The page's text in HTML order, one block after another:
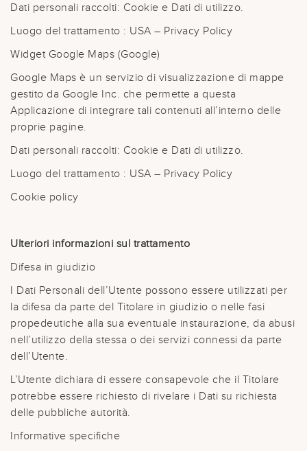
Dati personali raccolti: Cookie e Dati di utilizzo.
Luogo del trattamento : USA – Privacy Policy
Widget Google Maps (Google)
Google Maps è un servizio di visualizzazione di mappe
gestito da Google Inc. che permette a questa
Applicazione di integrare tali contenuti all’interno delle
proprie pagine.
Dati personali raccolti: Cookie e Dati di utilizzo.
Luogo del trattamento : USA – Privacy Policy
Cookie policy
Ulteriori informazioni sul trattamento
Difesa in giudizio
I Dati Personali dell’Utente possono essere utilizzati per
la difesa da parte del Titolare in giudizio o nelle fasi
propedeutiche alla sua eventuale instaurazione, da abusi
nell’utilizzo della stessa o dei servizi connessi da parte
dell’Utente.
L’Utente dichiara di essere consapevole che il Titolare
potrebbe essere richiesto di rivelare i Dati su richiesta
delle pubbliche autorità.
Informative specifiche